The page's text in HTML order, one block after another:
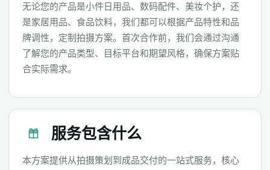
无论您的产品是小件日用品、数码配件、美妆个护，还
是家居用品、食品饮料，我们都可以根据产品特性和品
牌调性，定制拍摄方案。首次合作前，我们会通过沟通
了解您的产品类型、目标平台和期望风格，确保方案贴
合实际需求。
服务包含什么
本方案提供从拍摄策划到成品交付的一站式服务，核心